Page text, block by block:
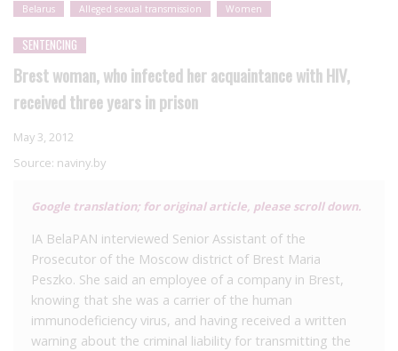
Belarus Alleged sexual transmission Women
SENTENCING
Brest woman, who infected her acquaintance with HIV,
received three years in prison
May 3, 2012
Source: naviny.by
Google translation; for original article, please scroll down.
IA BelaPAN interviewed Senior Assistant of the
Prosecutor of the Moscow district of Brest Maria
Peszko. She said an employee of a company in Brest,
knowing that she was a carrier of the human
immunodeficiency virus, and having received a written
warning about the criminal liability for transmitting the